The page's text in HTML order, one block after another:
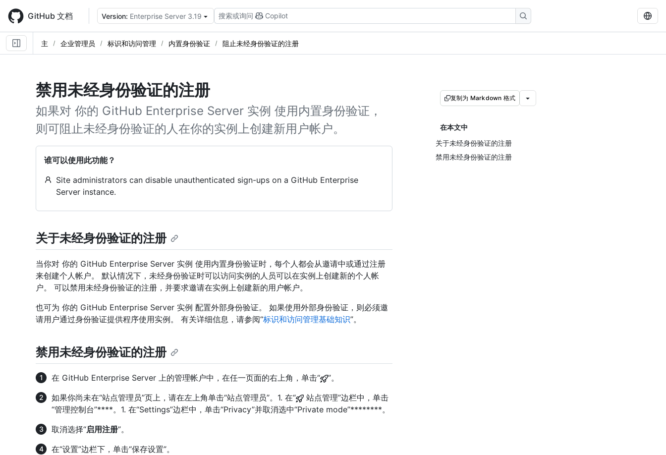
main
content
GitHub 文档 Version: Enterprise Server 3.19 搜索或询问 Copilot
主 企业管理员 标识和访问管理 内置身份验证 阻止未经身份验证的注册
禁用未经身份验证的注册
如果对 你的 GitHub Enterprise Server 实例 使用内置身份验证，
则可阻止未经身份验证的人在你的实例上创建新用户帐户。
谁可以使用此功能？
Site administrators can disable unauthenticated sign-ups on a GitHub Enterprise
Server instance.
复制为 Markdown 格式
在本文中
关于未经身份验证的注册
禁用未经身份验证的注册
关于未经身份验证的注册
当你对 你的 GitHub Enterprise Server 实例 使用内置身份验证时，每个人都会从邀请中或通过注册
来创建个人帐户。 默认情况下，未经身份验证时可以访问实例的人员可以在实例上创建新的个人帐
户。 可以禁用未经身份验证的注册，并要求邀请在实例上创建新的用户帐户。
也可为 你的 GitHub Enterprise Server 实例 配置外部身份验证。 如果使用外部身份验证，则必须邀
请用户通过身份验证提供程序使用实例。 有关详细信息，请参阅“标识和访问管理基础知识”。
禁用未经身份验证的注册
在 GitHub Enterprise Server 上的管理帐户中，在任一页面的右上角，单击“
”。
如果你尚未在“站点管理员”页上，请在左上角单击“站点管理员”。1. 在“
站点管理”边栏中，单击
“管理控制台”****。1. 在“Settings”边栏中，单击“Privacy”并取消选中“Private mode”********。
取消选择“启用注册”。
在“设置”边栏下，单击“保存设置”。